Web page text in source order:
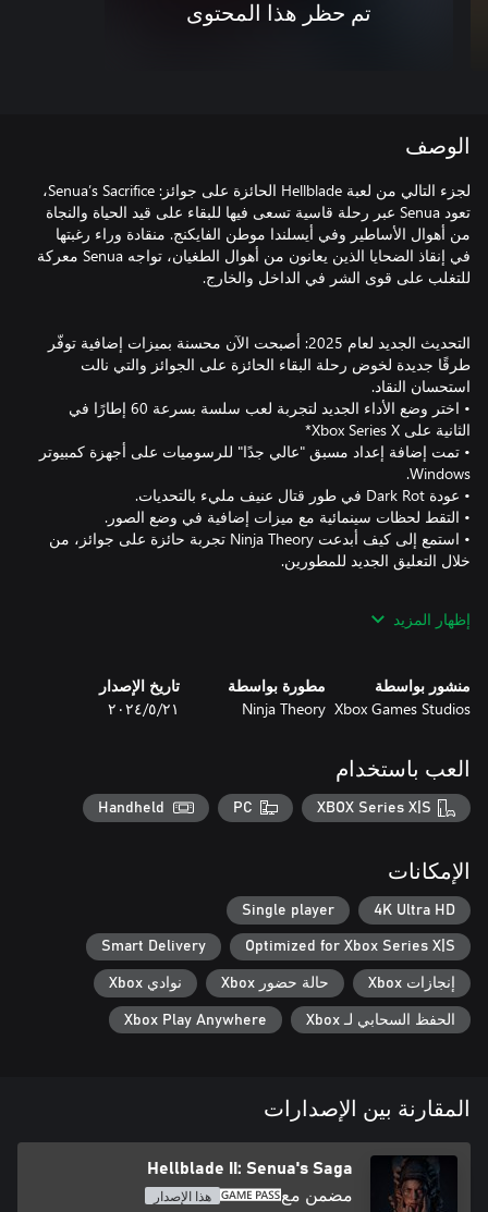
تم حظر هذا المحتوى
الوصف
لجزء التالي من لعبة Hellblade الحائزة على جوائز: Senua’s Sacrifice،
تعود Senua عبر رحلة قاسية تسعى فيها للبقاء على قيد الحياة والنجاة
من أهوال الأساطير وفي أيسلندا موطن الفايكنج. منقادة وراء رغبتها
في إنقاذ الضحايا الذين يعانون من أهوال الطغيان، تواجه Senua معركة
التحديث الجديد لعام 2025: أصبحت الآن محسنة بميزات إضافية توفّر
طرقًا جديدة لخوض رحلة البقاء الحائزة على الجوائز والتي نالت
• اختر وضع الأداء الجديد لتجربة لعب سلسة بسرعة 60 إطارًا في
• تمت إضافة إعداد مسبق "عالي جدًا" للرسوميات على أجهزة كمبيوتر
• استمع إلى كيف أبدعت Ninja Theory تجربة حائزة على جوائز، من
عايش العالم من خلال عيني Senua وبآذانها، كمحاربة سلتية تعاني من
رحلة ملحمية عبر أيسلندا في القرن العاشر، مع إعادة بناء مواقعها
نالت استحسان النقاد وفازت بجوائز The Game Awards، وBAFTA
إظهار المزيد
منشور بواسطة
Xbox Games Studios
مطورة بواسطة
Ninja Theory
تاريخ الإصدار
٢١‏/٥‏/٢٠٢٤
العب باستخدام
XBOX Series X|S
PC
Handheld
الإمكانات
4K Ultra HD
Single player
Optimized for Xbox Series X|S
Smart Delivery
إنجازات Xbox حالة حضور Xbox نوادي Xbox
الحفظ السحابي لـ Xbox Xbox Play Anywhere
المقارنة بين الإصدارات
Hellblade II: Senua's Saga
مضمن مع هذا الإصدار